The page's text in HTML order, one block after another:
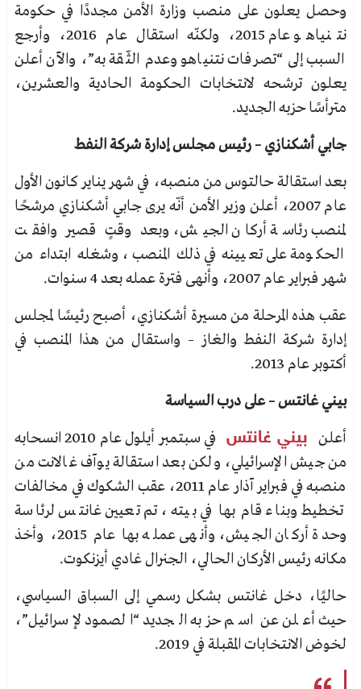
وحصل يعلون على منصب وزارة الأمن مجددًا في حكومة
نتنياهو عام 2015، ولكنّه استقال عام 2016، وأرجع
السبب إلى “تصرفات نتنياهو وعدم الثّقة به”، والآن أعلن
يعلون ترشحه لانتخابات الحكومة الحادية والعشرين،
مترأسًا حزبه الجديد.
جابي أشكنازي – رئيس مجلس إدارة شركة النفط
بعد استقالة حالتوس من منصبه، في شهر يناير كانون الأول
عام 2007، أعلن وزير الأمن أنّه يرى جابي أشكنازي مرشحًا
لمنصب رئاسة أركان الجيش، وبعد وقتٍ قصير وافقت
الحكومة على تعيينه في ذلك المنصب، وشغله ابتداء من
شهر فبراير عام 2007، وأنهى فترة عمله بعد 4 سنوات.
عقب هذه المرحلة من مسيرة أشكنازي، أصبح رئيسًا لمجلس
إدارة شركة النفط والغاز – واستقال من هذا المنصب في
أكتوبر عام 2013.
بيني غانتس – على درب السياسة
أعلن بيني غانتس
في سبتمبر أيلول عام 2010 انسحابه
من جيش الإسرائيلي، ولكن بعد استقالة يوآف غالانت من
منصبه في فبراير آذار عام 2011، عقب الشكوك في مخالفات
تخطيط وبناء قام بها في بيته، تم تعيين غانتس لرئاسة
وحدة أركان الجيش، وأنهى عمله بها عام 2015، وأخذ
مكانه رئيس الأركان الحالي، الجنرال غادي أيزنكوت.
حاليًا، دخل غانتس بشكل رسمي إلى السباق السياسي،
حيث أعلن عن اسم حزبه الجديد “الصمود لإسرائيل”،
لخوض الانتخابات المقبلة في 2019.